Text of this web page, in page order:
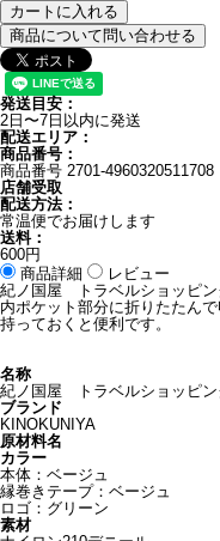
カートに入れる
商品について問い合わせる
発送目安：
2日〜7日以内に発送
配送エリア：
商品番号：
商品番号 2701-4960320511708
店舗受取
配送方法：
常温便でお届けします
送料：
600円
商品詳細
レビュー
紀ノ国屋 トラベルショッピン
内ポケット部分に折りたたん
持っておくと便利です。
名称
紀ノ国屋 トラベルショッピン
ブランド
KINOKUNIYA
原材料名
カラー
本体：ベージュ
縁巻きテープ：ベージュ
ロゴ：グリーン
素材